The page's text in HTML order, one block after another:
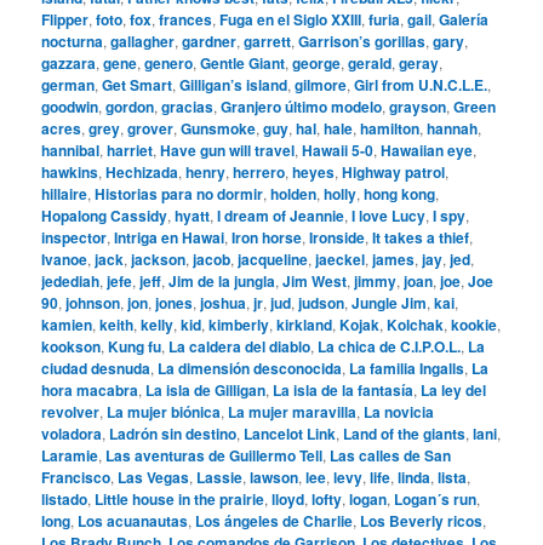
Flipper,foto,fox,frances,Fuga en el Siglo XXIII,furia,gail,Galería
nocturna,gallagher,gardner,garrett,Garrison’s gorillas,gary,
gazzara,gene,genero,Gentle Giant,george,gerald,geray,
german,Get Smart,Gilligan’s island,gilmore,Girl from U.N.C.L.E.,
goodwin,gordon,gracias,Granjero último modelo,grayson,Green
acres,grey,grover,Gunsmoke,guy,hal,hale,hamilton,hannah,
hannibal,harriet,Have gun will travel,Hawaii 5-0,Hawaiian eye,
hawkins,Hechizada,henry,herrero,heyes,Highway patrol,
hillaire,Historias para no dormir,holden,holly,hong kong,
Hopalong Cassidy,hyatt,I dream of Jeannie,I love Lucy,I spy,
inspector,Intriga en Hawai,Iron horse,Ironside,It takes a thief,
Ivanoe,jack,jackson,jacob,jacqueline,jaeckel,james,jay,jed,
jedediah,jefe,jeff,Jim de la jungla,Jim West,jimmy,joan,joe,Joe
90,johnson,jon,jones,joshua,jr,jud,judson,Jungle Jim,kai,
kamien,keith,kelly,kid,kimberly,kirkland,Kojak,Kolchak,kookie,
kookson,Kung fu, La caldera del diablo, La chica de C.I.P.O.L., La
ciudad desnuda, La dimensión desconocida, La familia Ingalls, La
hora macabra, La isla de Gilligan, La isla de la fantasía, La ley del
revolver, La mujer biónica, La mujer maravilla, La novicia
voladora, Ladrón sin destino, Lancelot Link, Land of the giants,lani,
Laramie, Las aventuras de Guillermo Tell, Las calles de San
Francisco, Las Vegas, Lassie,lawson,lee,levy,life,linda,lista,
listado, Little house in the prairie,lloyd,lofty,logan, Logan´s run,
long, Los acuanautas, Los ángeles de Charlie, Los Beverly ricos,